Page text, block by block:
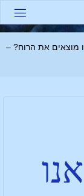
מוצאים את הרוח? –